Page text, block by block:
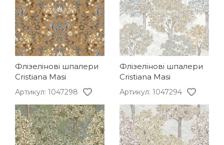
Флізелінові шпалери
Cristiana Masi
Артикул: 1047298
Флізелінові шпалери
Cristiana Masi
Артикул: 1047294